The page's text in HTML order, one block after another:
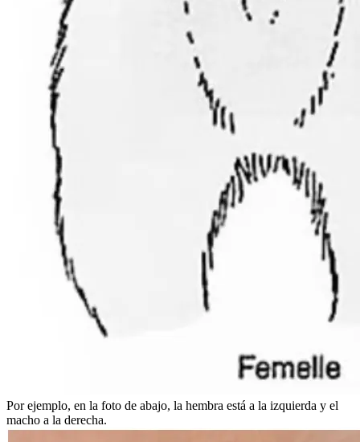
Por ejemplo, en la foto de abajo, la hembra está a la izquierda y el
macho a la derecha.